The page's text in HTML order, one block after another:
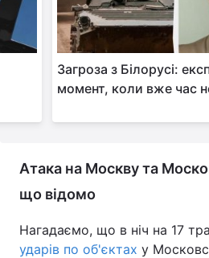
Загроза з Білорусі:
момент, коли вже час
Атака на Москву та
що відомо
Нагадаємо, що в ніч на 17
ударів по об'єктах у